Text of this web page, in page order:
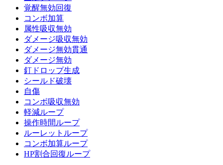
覚醒無効回復
コンボ加算
属性吸収無効
ダメージ吸収無効
ダメージ無効貫通
ダメージ無効
釘ドロップ生成
シールド破壊
自傷
コンボ吸収無効
軽減ループ
操作時間ループ
ルーレットループ
コンボ加算ループ
HP割合回復ループ